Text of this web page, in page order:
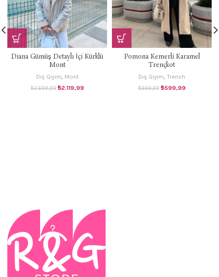
Diana Gümüş Detaylı İçi Kürklü
Mont
Dış Giyim Mont
₺2.699,99 Orijinal
₺2.119,99Şu
Pomona Kemerli Karamel
Trençkot
Dış Giyim Trench
₺999,99 Orijinal
₺599,99Şu